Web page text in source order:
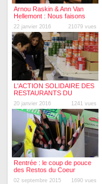
Arnou Raskin & Ann Van
Hellemont : Nous faisons
l'école dans la rue
22 janvier 2016 21079 vues
L'ACTION SOLIDAIRE DES
RESTAURANTS DU
COEUR DU DOUBS
20 janvier 2016 1241 vues
Rentrée : le coup de pouce
des Restos du Coeur
02 septembre 2015 1690 vues